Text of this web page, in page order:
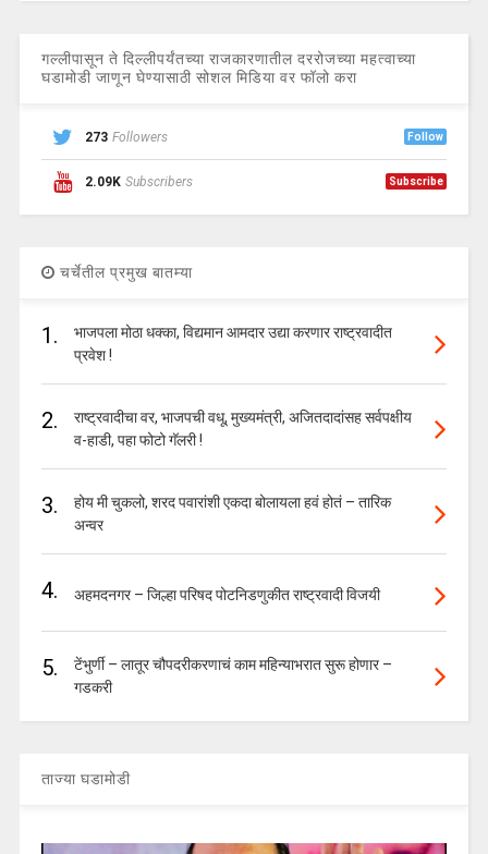
गल्लीपासून ते दिल्लीपर्यंतच्या राजकारणातील दररोजच्या महत्वाच्या
घडामोडी जाणून घेण्यासाठी सोशल मिडिया वर फॉलो करा
273 Followers Follow
2.09K Subscribers Subscribe
चर्चेतील प्रमुख बातम्या
1.
भाजपला मोठा धक्का, विद्यमान आमदार उद्या करणार राष्ट्रवादीत
प्रवेश !
2.
राष्ट्रवादीचा वर, भाजपची वधू, मुख्यमंत्री, अजितदादांसह सर्वपक्षीय
व-हाडी, पहा फोटो गॅलरी !
3.
होय मी चुकलो, शरद पवारांशी एकदा बोलायला हवं होतं – तारिक
अन्वर
4. अहमदनगर – जिल्हा परिषद पोटनिडणुकीत राष्ट्रवादी विजयी
5.
टेंभुर्णी – लातूर चौपदरीकरणाचं काम महिन्याभरात सुरू होणार –
गडकरी
ताज्या घडामोडी